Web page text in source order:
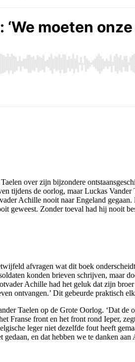
over zijn bijzondere
tijdens de oorlog, maar Luckas
Achille nooit naar Engeland
geweest. Zonder toeval had hij nooit
afvragen wat dit boek
konden brieven schrijven, maar
Achille had het geluk dat zijn
ontvangen.’ Dit gebeurde praktisch
Taelen op de Grote Oorlog. ‘Dat
Franse front en het front rond Ieper,
leger niet dezelfde fout heeft
en dat hebben we te danken aan